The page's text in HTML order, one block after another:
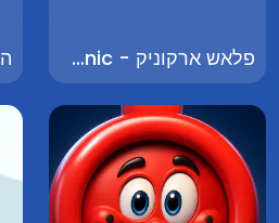
פלאש ארקוניק - Flash Arconic